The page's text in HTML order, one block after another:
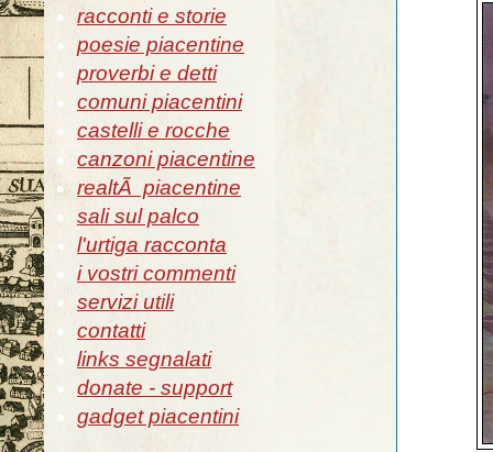
racconti e storie
poesie piacentine
proverbi e detti
comuni piacentini
castelli e rocche
canzoni piacentine
realtÃ piacentine
sali sul palco
l'urtiga racconta
i vostri commenti
servizi utili
contatti
links segnalati
donate - support
gadget piacentini